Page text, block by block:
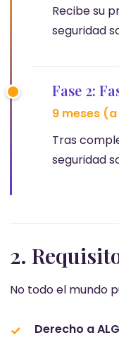
Recibe su
seguridad
Fase 2:
9 meses
Tras
seguridad
2.
No todo el mundo
Derecho a